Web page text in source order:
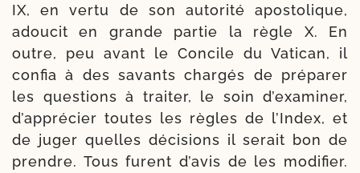
IX, en ver­tu de son auto­ri­té apos­to­lique,
adou­cit en grande par­tie la règle X. En
outre, peu avant le Concile du Vatican, il
confia à des savants char­gés de pré­pa­rer
les ques­tions à trai­ter, le soin d’examiner,
d’apprécier toutes les règles de l’Index, et
de juger quelles déci­sions il serait bon de
prendre. Tous furent d’avis de les modi­fier.